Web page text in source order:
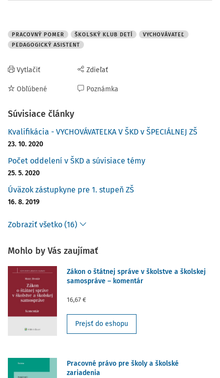
PRACOVNÝ POMER ŠKOLSKÝ KLUB DETÍ
VYCHOVÁVATEĽ
PEDAGOGICKÝ ASISTENT
Vytlačiť
Obľúbené
Zdieľať
Poznámka
Súvisiace články
Kvalifikácia - VYCHOVÁVATEĽKA V ŠKD v ŠPECIÁLNEJ ZŠ
23. 10. 2020
Počet oddelení v ŠKD a súvisiace témy
25. 5. 2020
Úväzok zástupkyne pre 1. stupeň ZŠ
16. 8. 2019
Zobraziť všetko (16)
Mohlo by Vás zaujímať
Zákon o štátnej správe v školstve a školskej
samospráve – komentár
16,67 €
Prejsť do eshopu
Pracovné právo pre školy a školské
zariadenia